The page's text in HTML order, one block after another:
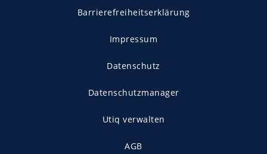
Barrierefreiheitserklärung
Impressum
Datenschutz
Datenschutzmanager
Utiq verwalten
AGB